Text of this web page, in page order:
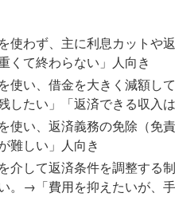
使わず、主に利息カットや
くて終わらない」人向き
使い、借金を大きく減額し
したい」「返済できる収入
使い、返済義務の免除（
難しい」人向き
介して返済条件を調整する
。→「費用を抑えたいが、